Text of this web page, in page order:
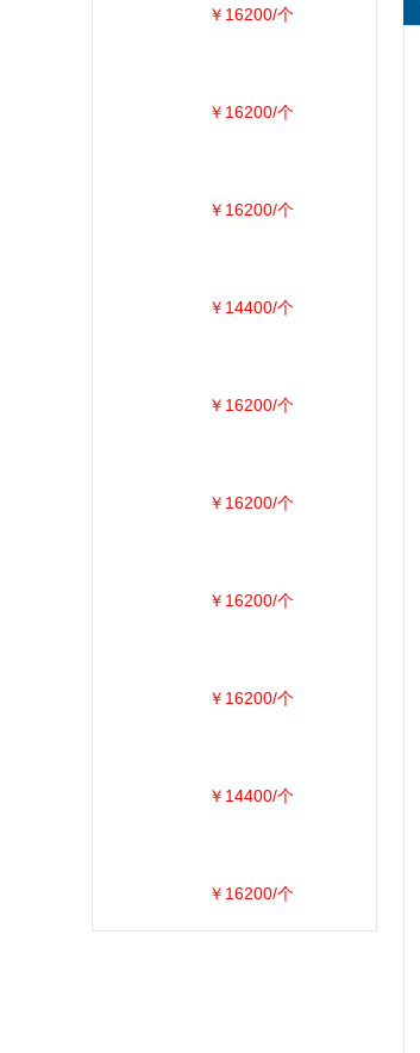
￥16200/个
￥16200/个
￥16200/个
￥14400/个
￥16200/个
￥16200/个
￥16200/个
￥16200/个
￥14400/个
￥16200/个